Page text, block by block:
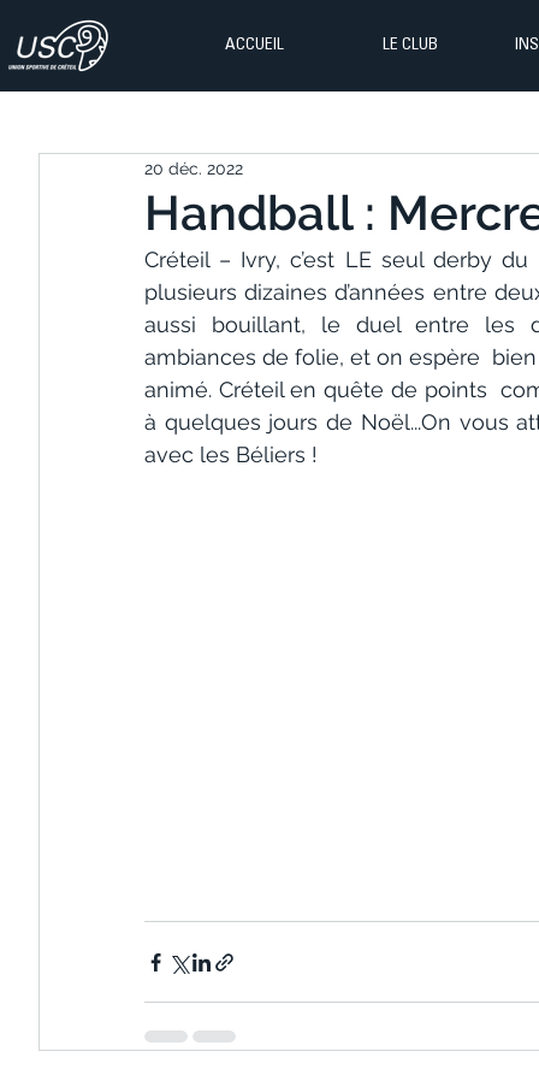
ACCUEIL LE CLUB
Handball :
20 déc. 2022
Créteil – Ivry, c’est LE seul derby
plusieurs dizaines d’années entre
aussi bouillant, le duel entre les
ambiances de folie, et on espère
animé. Créteil en quête de points
à quelques jours de Noël...On vous
avec les Béliers !